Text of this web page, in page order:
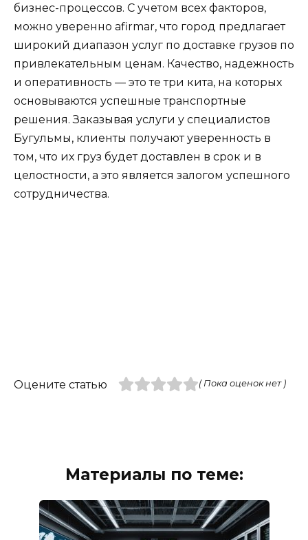
бизнес-процессов. С учетом всех факторов,
можно уверенно afirmar, что город предлагает
широкий диапазон услуг по доставке грузов по
привлекательным ценам. Качество, надежность
и оперативность — это те три кита, на которых
основываются успешные транспортные
решения. Заказывая услуги у специалистов
Бугульмы, клиенты получают уверенность в
том, что их груз будет доставлен в срок и в
целостности, а это является залогом успешного
сотрудничества.
Оцените статью ( Пока оценок нет )
Материалы по теме: